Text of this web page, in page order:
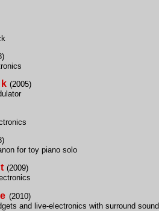
(2005)
for toy piano solo
(2009)
(2010)
and live-electronics with surround sound